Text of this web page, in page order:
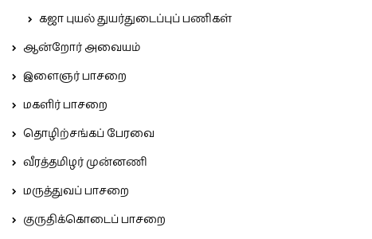
கஜா புயல் துயர்துடைப்புப் பணிகள்
ஆன்றோர் அவையம்
இளைஞர் பாசறை
மகளிர் பாசறை
தொழிற்சங்கப் பேரவை
வீரத்தமிழர் முன்னணி
மருத்துவப் பாசறை
குருதிக்கொடைப் பாசறை